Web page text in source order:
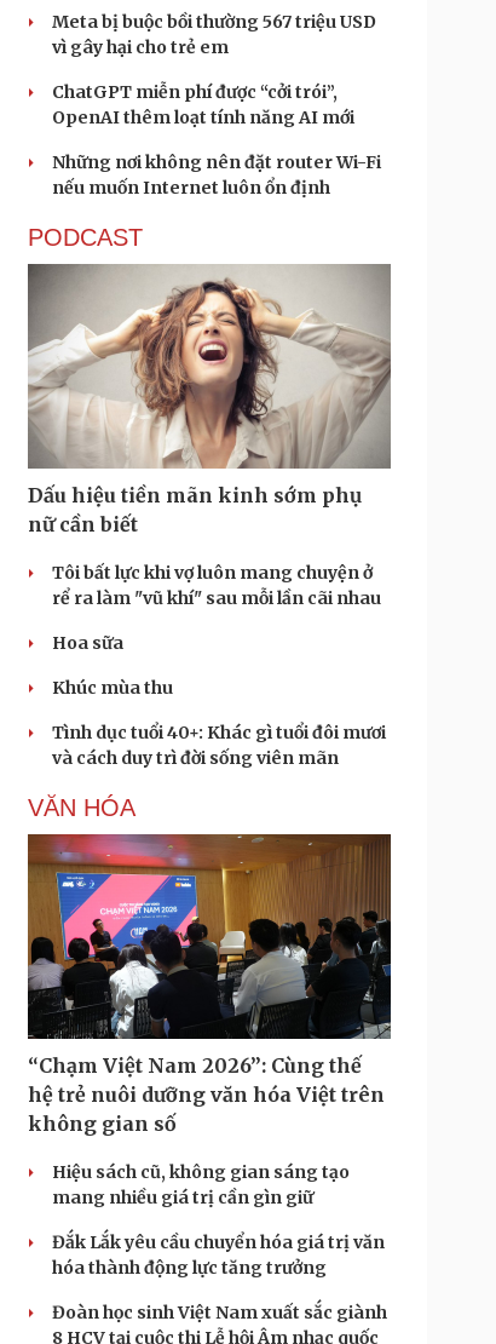
Meta bị buộc bồi thường 567 triệu USD
vì gây hại cho trẻ em
ChatGPT miễn phí được “cởi trói”,
OpenAI thêm loạt tính năng AI mới
Những nơi không nên đặt router Wi-Fi
nếu muốn Internet luôn ổn định
PODCAST
Dấu hiệu tiền mãn kinh sớm phụ
nữ cần biết
Tôi bất lực khi vợ luôn mang chuyện ở
rể ra làm "vũ khí" sau mỗi lần cãi nhau
Hoa sữa
Khúc mùa thu
Tình dục tuổi 40+: Khác gì tuổi đôi mươi
và cách duy trì đời sống viên mãn
VĂN HÓA
“Chạm Việt Nam 2026”: Cùng thế
hệ trẻ nuôi dưỡng văn hóa Việt trên
không gian số
Hiệu sách cũ, không gian sáng tạo
mang nhiều giá trị cần gìn giữ
Đắk Lắk yêu cầu chuyển hóa giá trị văn
hóa thành động lực tăng trưởng
Đoàn học sinh Việt Nam xuất sắc giành
8 HCV tại cuộc thi Lễ hội Âm nhạc quốc